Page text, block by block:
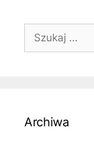
Szukaj:
Archiwa